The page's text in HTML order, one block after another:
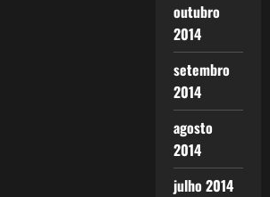
outubro
2014
setembro
2014
agosto
2014
julho 2014